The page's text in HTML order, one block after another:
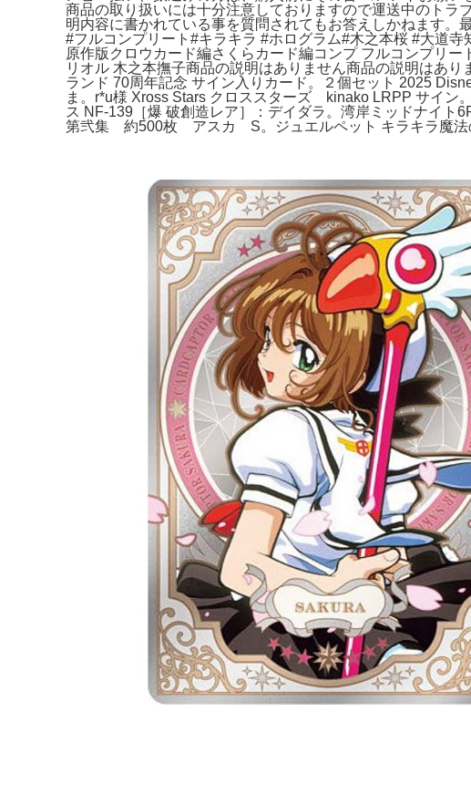
商品の取り扱いには十分注意しておりますので運送中のトラ
明内容に書かれている事を質問されてもお答えしかねます
#フルコンプリート#キラキラ #ホログラム#木之本桜 #大道
原作版クロウカード編さくらカード編コンプ フルコンプリ
リオル 木之本撫子商品の説明はありません商品の説明はあ
ランド 70周年記念 サイン入りカード。２個セット 2025
ま。r*u様 Xross Stars クロススターズ kinako LRPP サイン
ス NF-139［爆 破創造レア］：デイダラ。湾岸ミッドナイ
第弐集 約500枚 アスカ S。ジュエルペット キラキラ魔法